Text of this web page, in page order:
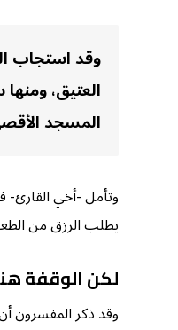
وقد استجاب
العتيق،
المسجد
وتأمل -أخي القارئ-
يطلب الرزق من الطعام
لكن الوقفة
وقد ذكر المفسرون